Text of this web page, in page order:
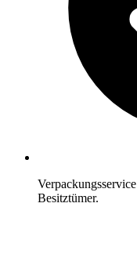
Besitztümer.